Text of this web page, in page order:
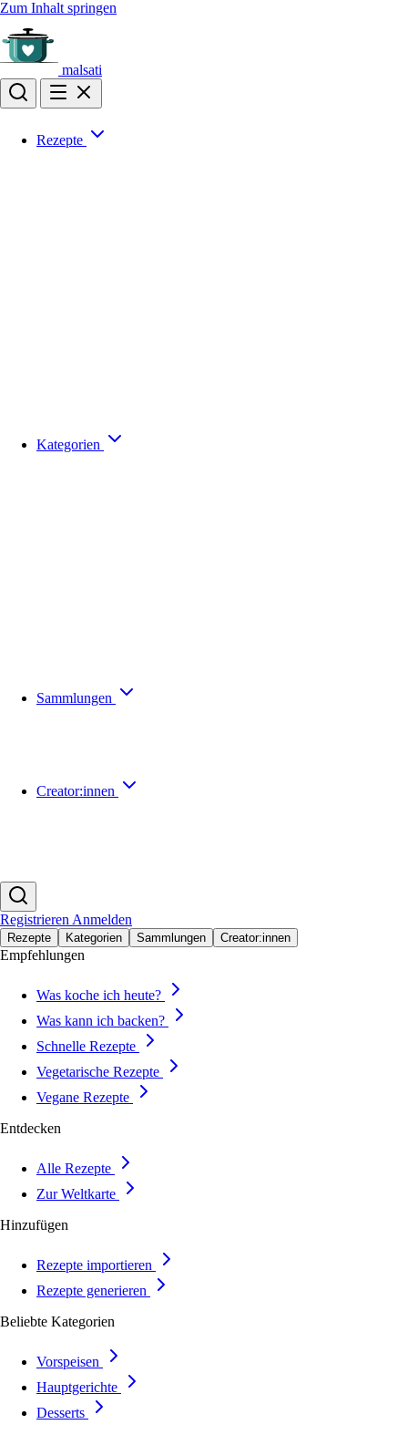
Zum Inhalt springen
malsati
Rezepte
Kategorien
Sammlungen
Creator:innen
Registrieren Anmelden
Rezepte Kategorien Sammlungen Creator:innen
Empfehlungen
Was koche ich heute?
Was kann ich backen?
Schnelle Rezepte
Vegetarische Rezepte
Vegane Rezepte
Entdecken
Alle Rezepte
Zur Weltkarte
Hinzufügen
Rezepte importieren
Rezepte generieren
Beliebte Kategorien
Vorspeisen
Hauptgerichte
Desserts